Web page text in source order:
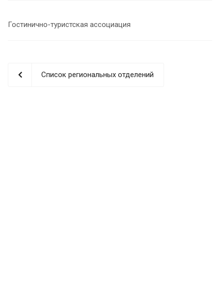
Гостинично-туристская ассоциация
Список региональных отделений